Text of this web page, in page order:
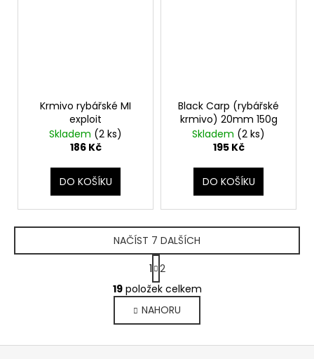
Krmivo rybářské MI
exploit
Skladem (2 ks)
186 Kč
DO KOŠÍKU
Black Carp (rybářské
krmivo) 20mm 150g
Skladem (2 ks)
195 Kč
DO KOŠÍKU
O
v
l
á
d
NAČÍST 7 DALŠÍCH
S
t
r
á
n
k
o
1 2
19položek celkem
NAHORU